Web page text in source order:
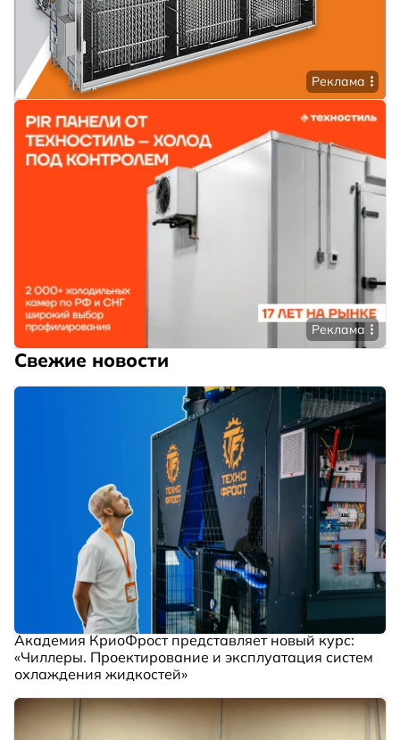
Реклама
Реклама
Свежие новости
Академия КриоФрост представляет новый курс:
«Чиллеры. Проектирование и эксплуатация систем
охлаждения жидкостей»